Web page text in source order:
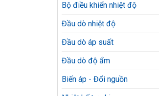
Bộ điều khiển nhiệt độ
Đầu dò nhiệt độ
Đầu dò áp suất
Đầu dò độ ẩm
Biến áp - Đổi nguồn